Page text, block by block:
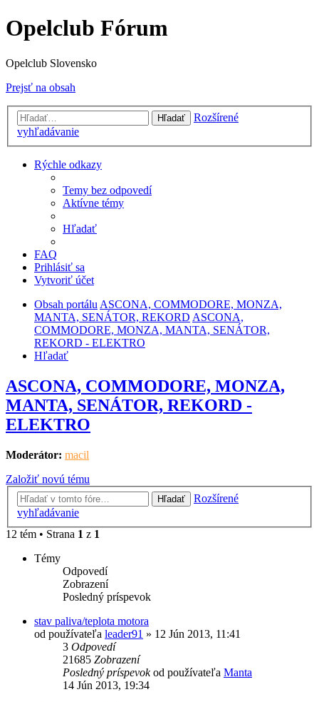
Opelclub Fórum
Opelclub Slovensko
Prejsť na obsah
Hľadať
Rozšírené
vyhľadávanie
Rýchle odkazy
Temy bez odpovedí
Aktívne témy
Hľadať
FAQ
Prihlásiť sa
Vytvoriť účet
Obsah portáluASCONA, COMMODORE, MONZA,
MANTA, SENÁTOR, REKORD ASCONA,
COMMODORE, MONZA, MANTA, SENÁTOR,
REKORD - ELEKTRO
Hľadať
ASCONA, COMMODORE, MONZA,
MANTA, SENÁTOR, REKORD -
ELEKTRO
Moderátor: macil
Založiť novú tému
Hľadať
Rozšírené
vyhľadávanie
12 tém • Strana 1 z 1
Témy
Odpovedí
Zobrazení
Posledný príspevok
stav paliva/teplota motora
od používateľa leader91 » 12 Jún 2013, 11:41
3 Odpovedí
21685 Zobrazení
Posledný príspevokod používateľa Manta
14 Jún 2013, 19:34